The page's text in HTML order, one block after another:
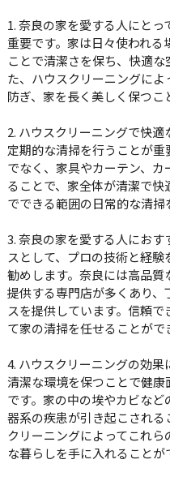
1. 奈良の家を愛する人にと
重要です。家は日々使われる
ことで清潔さを保ち、快適
た、ハウスクリーニングに
防ぎ、家を長く美しく保つこ
2. ハウスクリーニングで快適
定期的な清掃を行うことが
でなく、家具やカーテン、
ることで、家全体が清潔で
でできる範囲の日常的な清掃
3. 奈良の家を愛する人にお
スとして、プロの技術と経
勧めします。奈良には高品
提供する専門店が多くあり
スを提供しています。信頼
て家の清掃を任せることがで
4. ハウスクリーニングの効果
清潔な環境を保つことで健
です。家の中の埃やカビな
器系の疾患が引き起こされ
クリーニングによってこれ
な暮らしを手に入れることが